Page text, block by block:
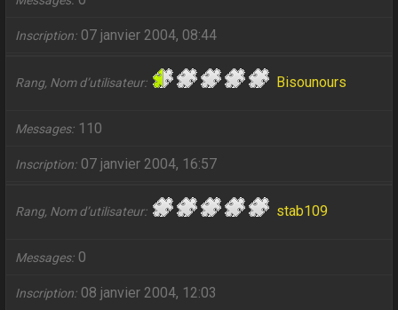
Inscription 07 janvier 2004, 08:44
Rang, Nom d’utilisateur Bisounours
Messages 110
Inscription 07 janvier 2004, 16:57
Rang, Nom d’utilisateur stab109
Messages 0
Inscription 08 janvier 2004, 12:03